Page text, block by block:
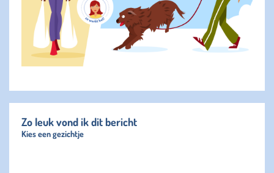
Zo leuk vond ik dit bericht
Kies een gezichtje